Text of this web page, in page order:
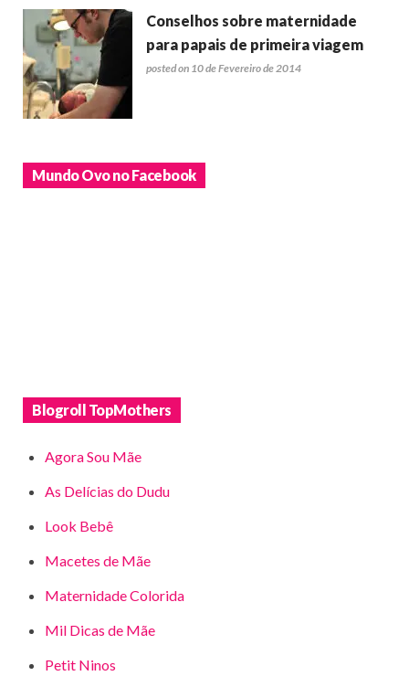
Conselhos sobre maternidade
para papais de primeira viagem
posted on 10 de Fevereiro de 2014
Mundo Ovo no Facebook
Blogroll TopMothers
Agora Sou Mãe
As Delícias do Dudu
Look Bebê
Macetes de Mãe
Maternidade Colorida
Mil Dicas de Mãe
Petit Ninos